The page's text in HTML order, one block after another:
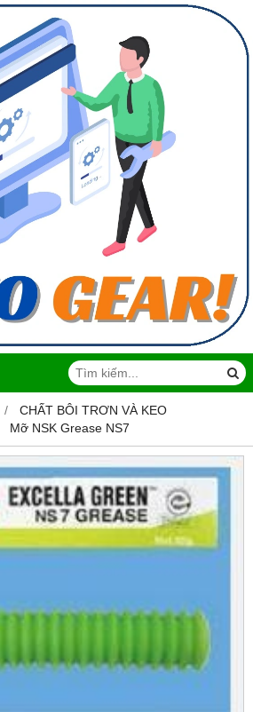
CHẤT BÔI TRƠN VÀ KEO
Mỡ NSK Grease NS7